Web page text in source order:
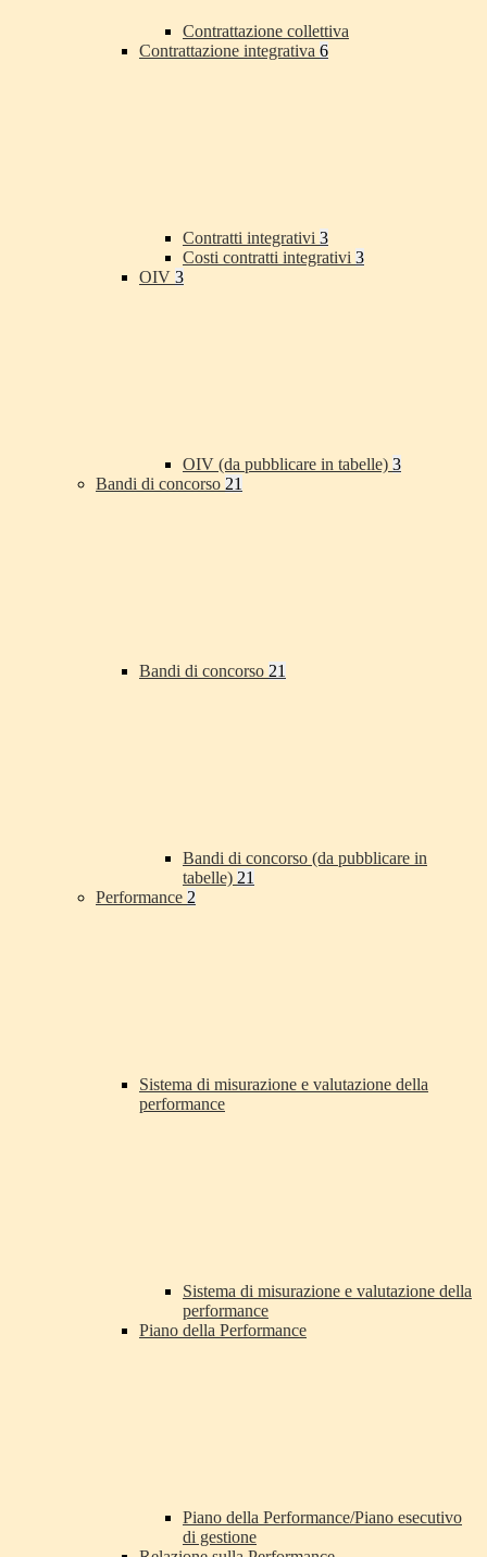
Contrattazione collettiva
Contrattazione integrativa 6
Contratti integrativi 3
Costi contratti integrativi 3
OIV 3
OIV (da pubblicare in tabelle) 3
Bandi di concorso 21
Bandi di concorso 21
Bandi di concorso (da pubblicare in
tabelle) 21
Performance 2
Sistema di misurazione e valutazione della
performance
Sistema di misurazione e valutazione della
performance
Piano della Performance
Piano della Performance/Piano esecutivo
di gestione